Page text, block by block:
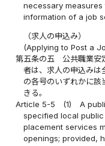
necessary
information of a job
（求人の申込み）
(Applying to Post a
第五条の五
公共職業安
者は、求人の申込みは
の各号のいずれかに該
きる。
Article 5-5
(1)
A
specified local
placement services
openings; provided,